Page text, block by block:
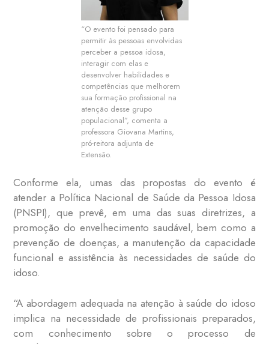
“O evento foi pensado para
permitir às pessoas envolvidas
perceber a pessoa idosa,
interagir com elas e
desenvolver habilidades e
competências que melhorem
sua formação profissional na
atenção desse grupo
populacional”, comenta a
professora Giovana Martins,
pró-reitora adjunta de
Extensão.
Conforme ela, umas das propostas do evento é
atender a Política Nacional de Saúde da Pessoa Idosa
(PNSPI), que prevê, em uma das suas diretrizes, a
promoção do envelhecimento saudável, bem como a
prevenção de doenças, a manutenção da capacidade
funcional e assistência às necessidades de saúde do
idoso.
“A abordagem adequada na atenção à saúde do idoso
implica na necessidade de profissionais preparados,
com conhecimento sobre o processo de